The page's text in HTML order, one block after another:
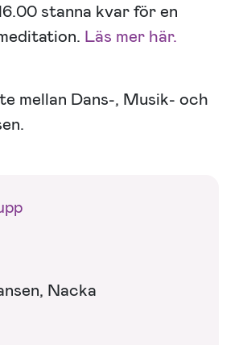
stanna kvar för en
Läs mer här.
mellan Dans-, Musik- och
Nacka